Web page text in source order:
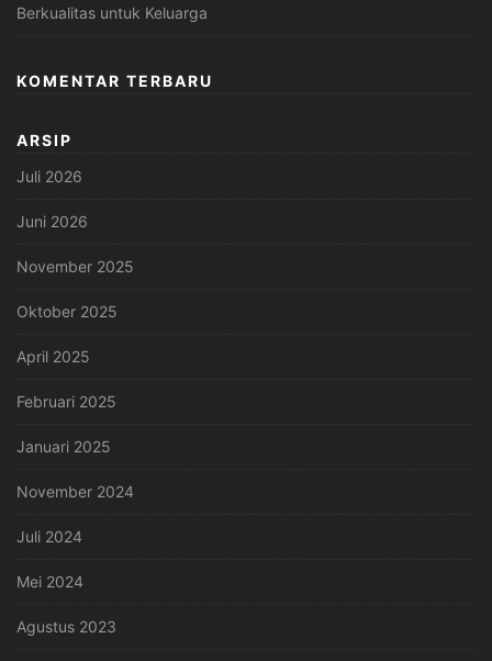
Berkualitas untuk Keluarga
KOMENTAR TERBARU
ARSIP
Juli 2026
Juni 2026
November 2025
Oktober 2025
April 2025
Februari 2025
Januari 2025
November 2024
Juli 2024
Mei 2024
Agustus 2023